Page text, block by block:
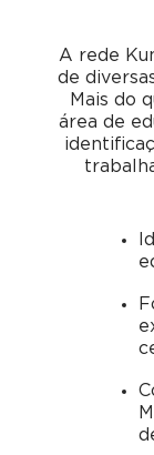
A rede
de
Mais do
área de